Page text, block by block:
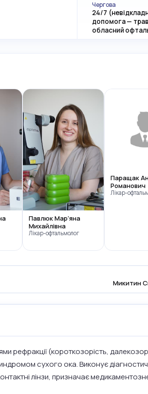
Чергова
24/7
допомога —
обласний
Павлюк Мар’яна
Михайлівна
Лікар-офтальмолог
Паращак
Романович
Лікар-
Микитин
рефракції (короткозорість,
сухого ока. Виконує
лінзи, призначає